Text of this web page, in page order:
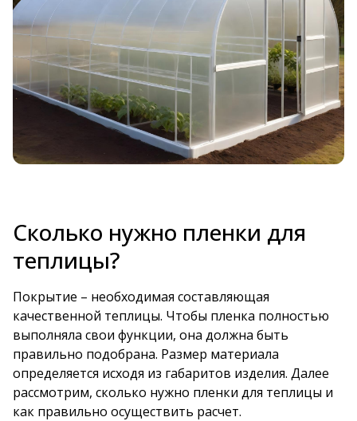
Сколько нужно пленки для
теплицы?
Покрытие – необходимая составляющая
качественной теплицы. Чтобы пленка полностью
выполняла свои функции, она должна быть
правильно подобрана. Размер материала
определяется исходя из габаритов изделия. Далее
рассмотрим, сколько нужно пленки для теплицы и
как правильно осуществить расчет.